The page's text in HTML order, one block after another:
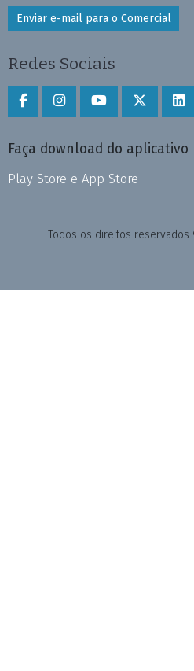
Enviar e-mail para o Comercial
Redes Sociais
Faça download do aplicativo
Play Store e App Store
Todos os direitos reservados